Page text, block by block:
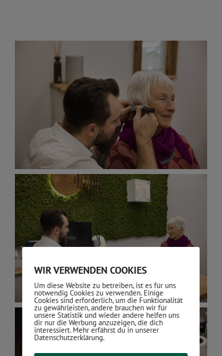
WIR VERWENDEN COOKIES
Um diese Website zu betreiben, ist es für uns
notwendig Cookies zu verwenden. Einige
Cookies sind erforderlich, um die Funktionalität
zu gewährleisten, andere brauchen wir für
unsere Statistik und wieder andere helfen uns
dir nur die Werbung anzuzeigen, die dich
interessiert. Mehr erfährst du in unserer
Datenschutzerklärung.